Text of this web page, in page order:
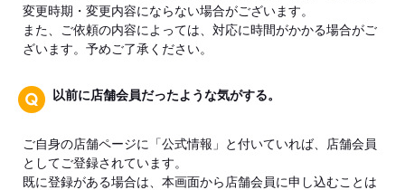
変更時期・変更内容にならない場合がございます。
また、ご依頼の内容によっては、対応に時間がかかる場合がご
ざいます。予めご了承ください。
以前に店舗会員だったような気がする。
ご自身の店舗ページに「公式情報」と付いていれば、店舗会員
としてご登録されています。
既に登録がある場合は、本画面から店舗会員に申し込むことは